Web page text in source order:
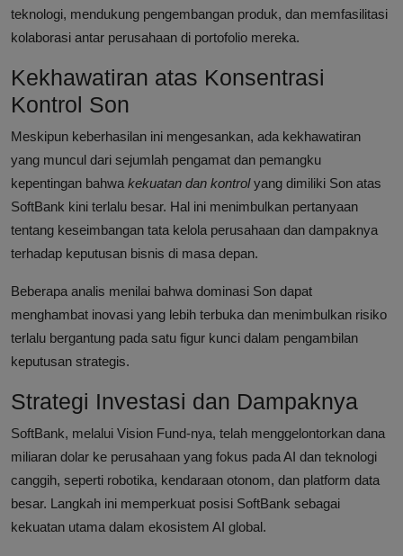
teknologi, mendukung pengembangan produk, dan memfasilitasi
kolaborasi antar perusahaan di portofolio mereka.
Kekhawatiran atas Konsentrasi
Kontrol Son
Meskipun keberhasilan ini mengesankan, ada kekhawatiran
yang muncul dari sejumlah pengamat dan pemangku
kepentingan bahwa kekuatan dan kontrolyang dimiliki Son atas
SoftBank kini terlalu besar. Hal ini menimbulkan pertanyaan
tentang keseimbangan tata kelola perusahaan dan dampaknya
terhadap keputusan bisnis di masa depan.
Beberapa analis menilai bahwa dominasi Son dapat
menghambat inovasi yang lebih terbuka dan menimbulkan risiko
terlalu bergantung pada satu figur kunci dalam pengambilan
keputusan strategis.
Strategi Investasi dan Dampaknya
SoftBank, melalui Vision Fund-nya, telah menggelontorkan dana
miliaran dolar ke perusahaan yang fokus pada AI dan teknologi
canggih, seperti robotika, kendaraan otonom, dan platform data
besar. Langkah ini memperkuat posisi SoftBank sebagai
kekuatan utama dalam ekosistem AI global.